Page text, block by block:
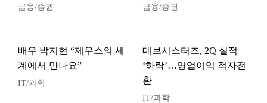
금융/증권 금융/증권
배우 박지현 “제우스의 세
계에서 만나요”
IT/과학
데브시스터즈, 2Q 실적
‘하락’…영업이익 적자전
환
IT/과학